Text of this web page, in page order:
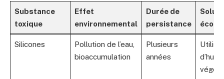
Substance
toxique
Effet
environnemental
Durée de
persistance
Silicones
Pollution de l’eau,
bioaccumulation
Plusieurs
années